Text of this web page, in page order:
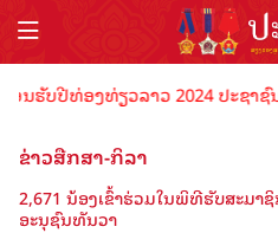
ຮັບປີທ່ອງທ່ຽວລາວ 2024 ປະຊາຊົນ
ຂ່າວສືກສາ-ກິລາ
2,671 ນ້ອງເຂົ້າຮ່ວມໃນພິທີຮັບສະມ
ອະນຸຊົນທັນວາ